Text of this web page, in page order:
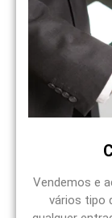
Vendemos e
vários tipo